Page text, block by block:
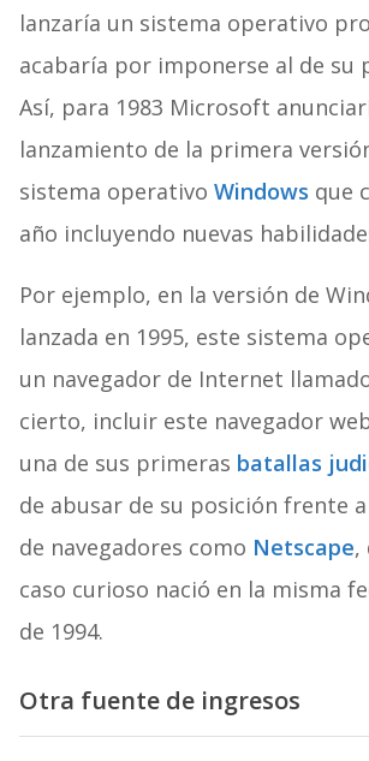
lanzaría un sistema operativo
acabaría por imponerse al de su
Así, para 1983 Microsoft
lanzamiento de la primera
sistema operativo Windows que
año incluyendo nuevas
Por ejemplo, en la versión de
lanzada en 1995, este sistema
un navegador de Internet
cierto, incluir este navegador
una de sus primeras batallas
de abusar de su posición frente
de navegadores como Netscape,
caso curioso nació en la misma
de 1994.
Otra fuente de ingresos